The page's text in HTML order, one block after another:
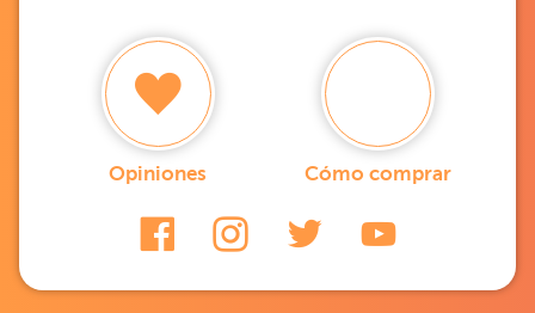
Opiniones Cómo comprar